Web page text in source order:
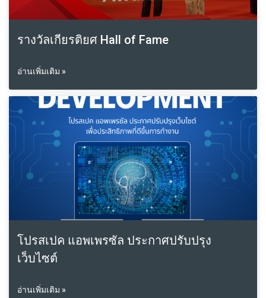
รางวัลเกียรติยศ Hall of Fame
อ่านเพิ่มเติม »
โปรสเปค แอพเพรซัล ประกาศปรับปรุง
เว็บไซต์
อ่านเพิ่มเติม »